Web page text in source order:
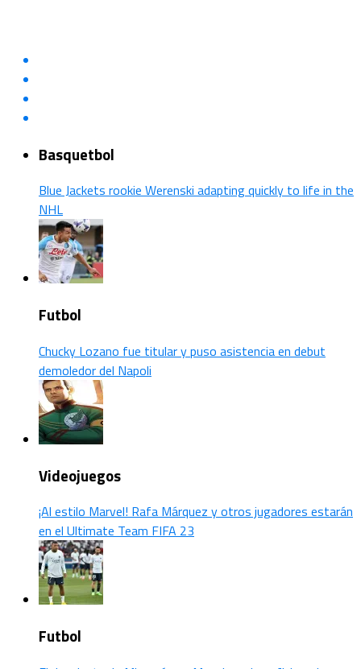
Basquetbol
Blue Jackets rookie Werenski adapting quickly to life in the
NHL
Futbol
Chucky Lozano fue titular y puso asistencia en debut
demoledor del Napoli
Videojuegos
¡Al estilo Marvel! Rafa Márquez y otros jugadores estarán
en el Ultimate Team FIFA 23
Futbol